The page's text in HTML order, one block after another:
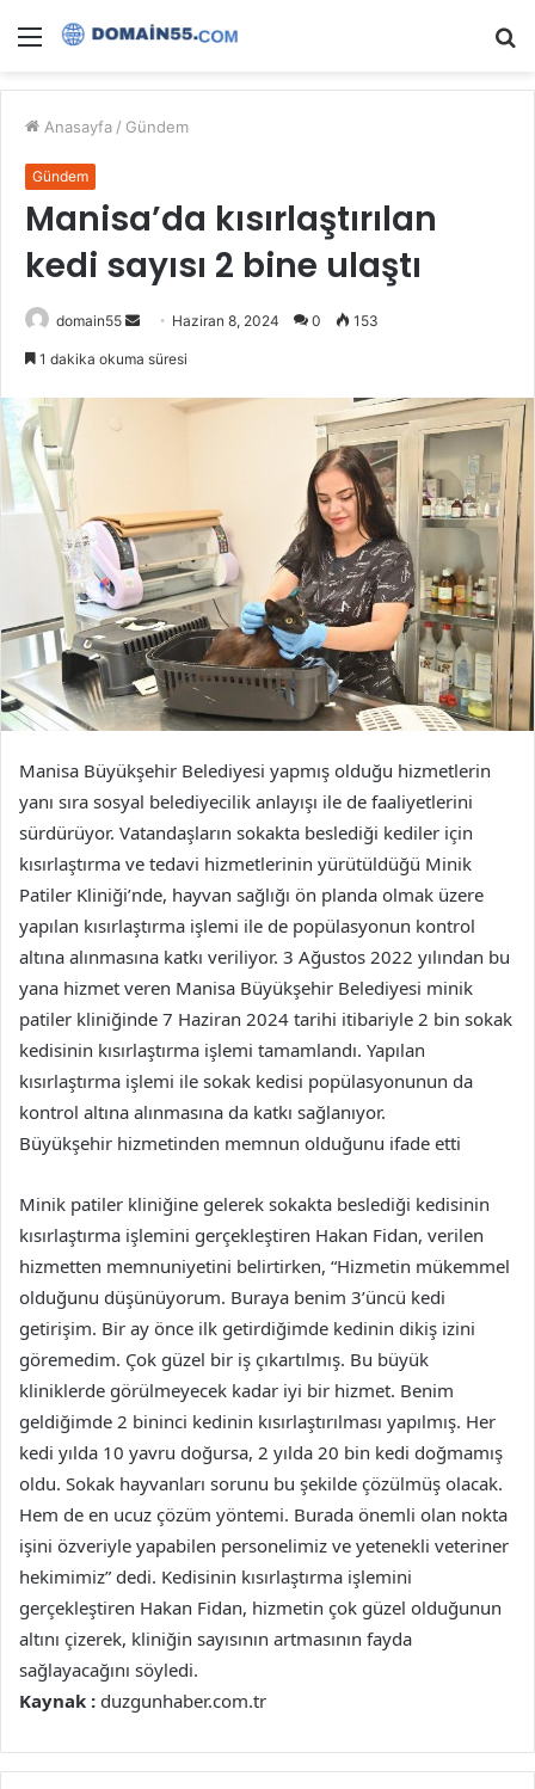
Menü
Anasayfa / Gündem
Gündem
Manisa’da kısırlaştırılan
kedi sayısı 2 bine ulaştı
domain55
Bir
göndermek
Haziran 8, 2024 0 153
1 dakika okuma süresi
Manisa Büyükşehir Belediyesi yapmış olduğu hizmetlerin
yanı sıra sosyal belediyecilik anlayışı ile de faaliyetlerini
sürdürüyor. Vatandaşların sokakta beslediği kediler için
kısırlaştırma ve tedavi hizmetlerinin yürütüldüğü Minik
Patiler Kliniği’nde, hayvan sağlığı ön planda olmak üzere
yapılan kısırlaştırma işlemi ile de popülasyonun kontrol
altına alınmasına katkı veriliyor. 3 Ağustos 2022 yılından bu
yana hizmet veren Manisa Büyükşehir Belediyesi minik
patiler kliniğinde 7 Haziran 2024 tarihi itibariyle 2 bin sokak
kedisinin kısırlaştırma işlemi tamamlandı. Yapılan
kısırlaştırma işlemi ile sokak kedisi popülasyonunun da
kontrol altına alınmasına da katkı sağlanıyor.
Büyükşehir hizmetinden memnun olduğunu ifade etti
Minik patiler kliniğine gelerek sokakta beslediği kedisinin
kısırlaştırma işlemini gerçekleştiren Hakan Fidan, verilen
hizmetten memnuniyetini belirtirken, “Hizmetin mükemmel
olduğunu düşünüyorum. Buraya benim 3’üncü kedi
getirişim. Bir ay önce ilk getirdiğimde kedinin dikiş izini
göremedim. Çok güzel bir iş çıkartılmış. Bu büyük
kliniklerde görülmeyecek kadar iyi bir hizmet. Benim
geldiğimde 2 bininci kedinin kısırlaştırılması yapılmış. Her
kedi yılda 10 yavru doğursa, 2 yılda 20 bin kedi doğmamış
oldu. Sokak hayvanları sorunu bu şekilde çözülmüş olacak.
Hem de en ucuz çözüm yöntemi. Burada önemli olan nokta
işini özveriyle yapabilen personelimiz ve yetenekli veteriner
hekimimiz” dedi. Kedisinin kısırlaştırma işlemini
gerçekleştiren Hakan Fidan, hizmetin çok güzel olduğunun
altını çizerek, kliniğin sayısının artmasının fayda
sağlayacağını söyledi.
Kaynak : duzgunhaber.com.tr